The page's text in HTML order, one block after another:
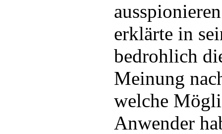
erklärte in
bedrohlich
Meinung
welche
Anwender